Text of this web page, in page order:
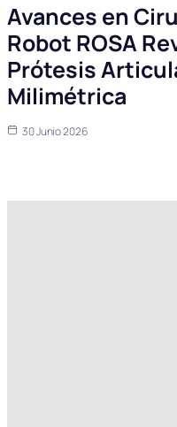
Avances en
Robot ROSA
Prótesis
Milimétrica
30 Junio 2026